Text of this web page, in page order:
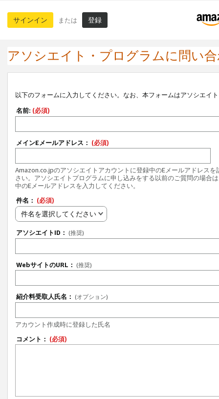
サインイン または 登録
アソシエイト・プログラムに問い
以下のフォームに入力してください。なお、本フォームはアソシエイ
名前: (必須)
メインEメールアドレス： (必須)
Amazon.co.jpのアソシエイトアカウントに登録中のEメールアドレスを
さい。アソシエイトプログラムに申し込みをする以前のご質問の場合
中のEメールアドレスを入力してください。
件名： (必須)
件名を選択してください
アソシエイトID： (推奨)
WebサイトのURL： (推奨)
紹介料受取人氏名： (オプション)
アカウント作成時に登録した氏名
コメント： (必須)